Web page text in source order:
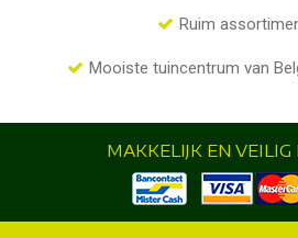
Ruim
Mooiste tuincentrum van
MAKKELIJK EN VEILIG